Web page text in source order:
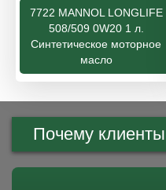
7722 MANNOL LONGLIFE
508/509 0W20 1 л.
Синтетическое моторное
масло
Почему